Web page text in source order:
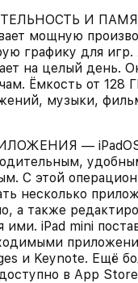
И
мощную
графику для игр.
на целый день.
Ёмкость от 128
музыки,
— iPadOS
С этой
несколько
а также
ими. iPad mini
и Keynote. Ещё
в App